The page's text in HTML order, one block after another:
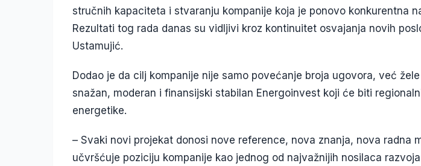
stručnih kapaciteta i stvaranju kompanije koja je ponovo konkurentna
Rezultati tog rada danas su vidljivi kroz kontinuitet osvajanja novih
Ustamujić.
Dodao je da cilj kompanije nije samo povećanje broja ugovora, već
snažan, moderan i finansijski stabilan Energoinvest koji će biti
energetike.
– Svaki novi projekat donosi nove reference, nova znanja, nova radna
učvršćuje poziciju kompanije kao jednog od najvažnijih nosilaca